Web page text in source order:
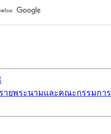
รายพระนามและคณะกรรมการ